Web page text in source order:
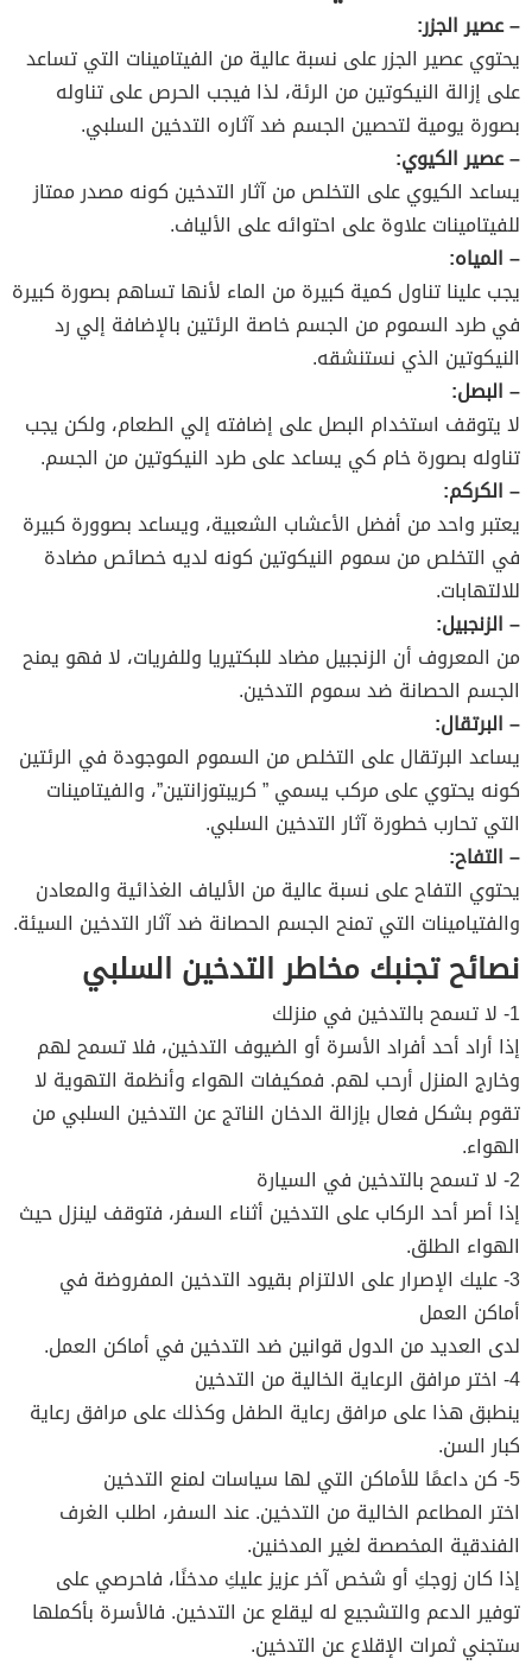
– عصير الجزر:
يحتوي عصير الجزر على نسبة عالية من الفيتامينات التي تساعد
على إزالة النيكوتين من الرئة، لذا فيجب الحرص على تناوله
بصورة يومية لتحصين الجسم ضد آثاره التدخين السلبي.
– عصير الكيوي:
يساعد الكيوي على التخلص من آثار التدخين كونه مصدر ممتاز
للفيتامينات علاوة على احتوائه على الألياف.
– المياه:
يجب علينا تناول كمية كبيرة من الماء لأنها تساهم بصورة كبيرة
في طرد السموم من الجسم خاصة الرئتين بالإضافة إلي رد
النيكوتين الذي نستنشقه.
– البصل:
لا يتوقف استخدام البصل على إضافته إلي الطعام، ولكن يجب
تناوله بصورة خام كي يساعد على طرد النيكوتين من الجسم.
– الكركم:
يعتبر واحد من أفضل الأعشاب الشعبية، ويساعد بصوورة كبيرة
في التخلص من سموم النيكوتين كونه لديه خصائص مضادة
للالتهابات.
– الزنجبيل:
من المعروف أن الزنجبيل مضاد للبكتيريا وللفريات، لا فهو يمنح
الجسم الحصانة ضد سموم التدخين.
– البرتقال:
يساعد البرتقال على التخلص من السموم الموجودة في الرئتين
كونه يحتوي على مركب يسمي ” كريبتوزانتين”، والفيتامينات
التي تحارب خطورة آثار التدخين السلبي.
– التفاح:
يحتوي التفاح على نسبة عالية من الألياف الغذائية والمعادن
والفتيامينات التي تمنح الجسم الحصانة ضد آثار التدخين السيئة.
نصائح تجنبك مخاطر التدخين السلبي
1- لا تسمح بالتدخين في منزلك
إذا أراد أحد أفراد الأسرة أو الضيوف التدخين، فلا تسمح لهم
وخارج المنزل أرحب لهم. فمكيفات الهواء وأنظمة التهوية لا
تقوم بشكل فعال بإزالة الدخان الناتج عن التدخين السلبي من
الهواء.
2- لا تسمح بالتدخين في السيارة
إذا أصر أحد الركاب على التدخين أثناء السفر، فتوقف لينزل حيث
الهواء الطلق.
3- عليك الإصرار على الالتزام بقيود التدخين المفروضة في
أماكن العمل
لدى العديد من الدول قوانين ضد التدخين في أماكن العمل.
4- اختر مرافق الرعاية الخالية من التدخين
ينطبق هذا على مرافق رعاية الطفل وكذلك على مرافق رعاية
كبار السن.
5- كن داعمًا للأماكن التي لها سياسات لمنع التدخين
اختر المطاعم الخالية من التدخين. عند السفر، اطلب الغرف
الفندقية المخصصة لغير المدخنين.
إذا كان زوجكِ أو شخص آخر عزيز عليكِ مدخنًا، فاحرصي على
توفير الدعم والتشجيع له ليقلع عن التدخين. فالأسرة بأكملها
ستجني ثمرات الإقلاع عن التدخين.